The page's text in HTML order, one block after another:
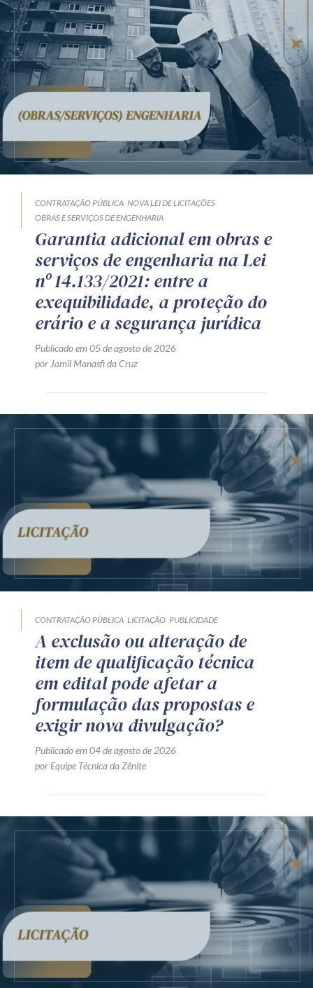
CONTRATAÇÃO PÚBLICA NOVA LEI DE LICITAÇÕES
OBRAS E SERVIÇOS DE ENGENHARIA
Garantia adicional em obras e
serviços de engenharia na Lei
nº 14.133/2021: entre a
exequibilidade, a proteção do
erário e a segurança jurídica
Publicado em 05 de agosto de 2026
por Jamil Manasfi da Cruz
CONTRATAÇÃO PÚBLICA LICITAÇÃO PUBLICIDADE
A exclusão ou alteração de
item de qualificação técnica
em edital pode afetar a
formulação das propostas e
exigir nova divulgação?
Publicado em 04 de agosto de 2026
por Equipe Técnica da Zênite